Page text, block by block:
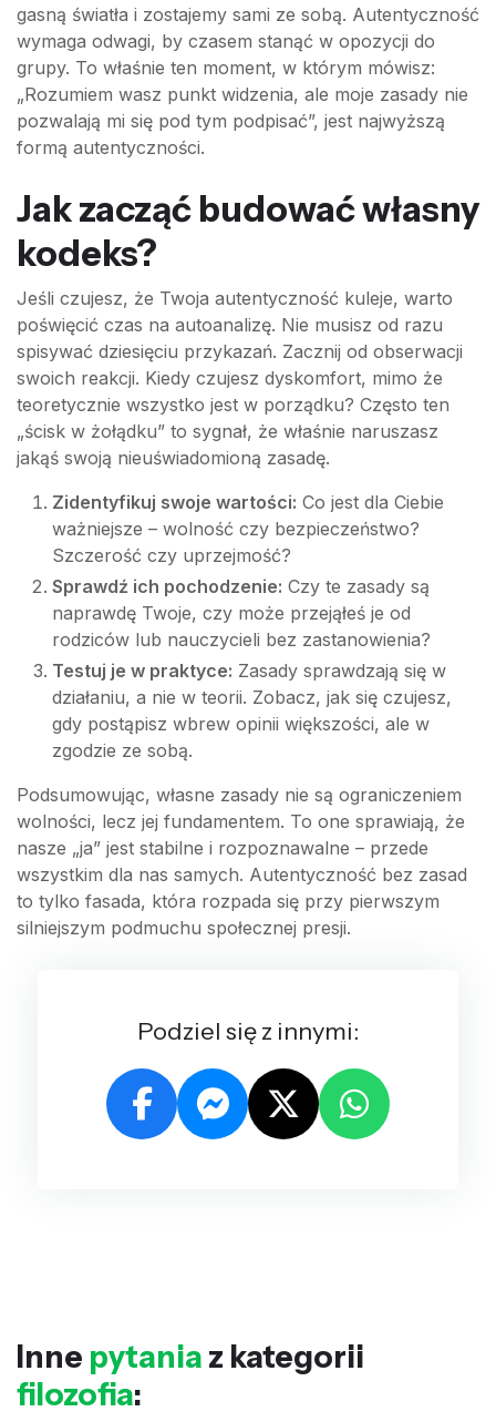
gasną światła i zostajemy sami ze sobą. Autentyczność
wymaga odwagi, by czasem stanąć w opozycji do
grupy. To właśnie ten moment, w którym mówisz:
„Rozumiem wasz punkt widzenia, ale moje zasady nie
pozwalają mi się pod tym podpisać”, jest najwyższą
formą autentyczności.
Jak zacząć budować własny
kodeks?
Jeśli czujesz, że Twoja autentyczność kuleje, warto
poświęcić czas na autoanalizę. Nie musisz od razu
spisywać dziesięciu przykazań. Zacznij od obserwacji
swoich reakcji. Kiedy czujesz dyskomfort, mimo że
teoretycznie wszystko jest w porządku? Często ten
„ścisk w żołądku” to sygnał, że właśnie naruszasz
jakąś swoją nieuświadomioną zasadę.
Zidentyfikuj swoje wartości: Co jest dla Ciebie
ważniejsze – wolność czy bezpieczeństwo?
Szczerość czy uprzejmość?
Sprawdź ich pochodzenie: Czy te zasady są
naprawdę Twoje, czy może przejąłeś je od
rodziców lub nauczycieli bez zastanowienia?
Testuj je w praktyce: Zasady sprawdzają się w
działaniu, a nie w teorii. Zobacz, jak się czujesz,
gdy postąpisz wbrew opinii większości, ale w
zgodzie ze sobą.
Podsumowując, własne zasady nie są ograniczeniem
wolności, lecz jej fundamentem. To one sprawiają, że
nasze „ja” jest stabilne i rozpoznawalne – przede
wszystkim dla nas samych. Autentyczność bez zasad
to tylko fasada, która rozpada się przy pierwszym
silniejszym podmuchu społecznej presji.
Podziel się z innymi:
Inne pytania z kategorii
filozofia: